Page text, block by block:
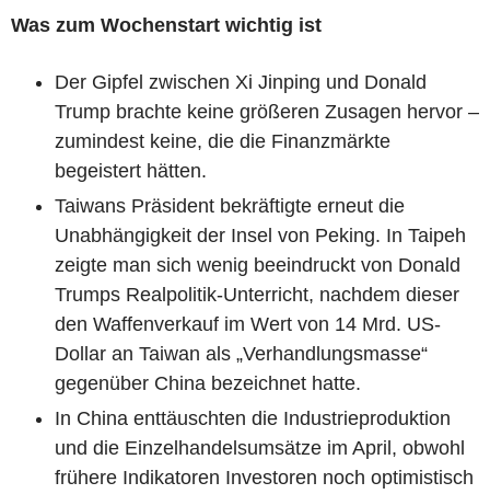
Was zum Wochenstart wichtig ist
Der Gipfel zwischen Xi Jinping und Donald
Trump brachte keine größeren Zusagen hervor –
zumindest keine, die die Finanzmärkte
begeistert hätten.
Taiwans Präsident bekräftigte erneut die
Unabhängigkeit der Insel von Peking. In Taipeh
zeigte man sich wenig beeindruckt von Donald
Trumps Realpolitik-Unterricht, nachdem dieser
den Waffenverkauf im Wert von 14 Mrd. US-
Dollar an Taiwan als „Verhandlungsmasse“
gegenüber China bezeichnet hatte.
In China enttäuschten die Industrieproduktion
und die Einzelhandelsumsätze im April, obwohl
frühere Indikatoren Investoren noch optimistisch